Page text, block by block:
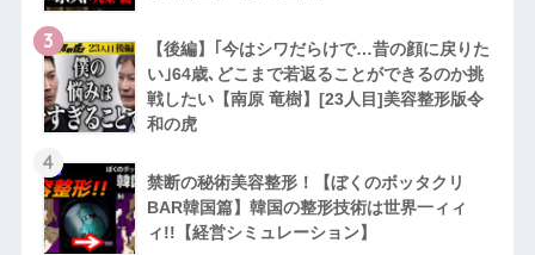
3
【後編】｢今はシワだらけで…昔の顔に戻りた
い｣64歳､どこまで若返ることができるのか挑
戦したい【南原 竜樹】[23人目]美容整形版令
和の虎
4
禁断の秘術美容整形！【ぼくのボッタクリ
BAR韓国篇】韓国の整形技術は世界一ィィ
ィ!!【経営シミュレーション】